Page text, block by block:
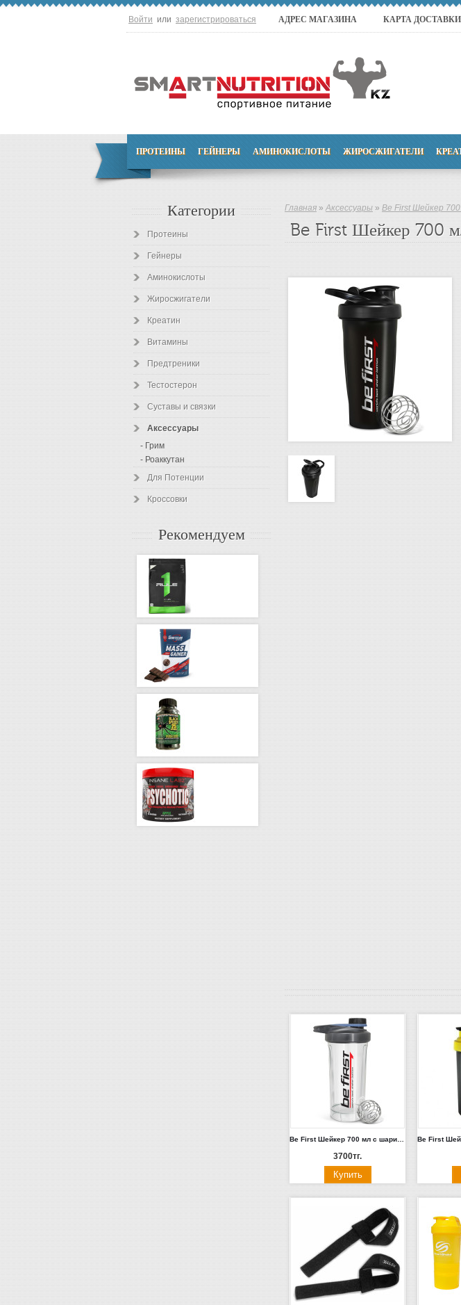
Войти или зарегистрироваться АДРЕС МАГАЗИНА КАРТА ДОСТАВКИ
ПРОТЕИНЫ ГЕЙНЕРЫ АМИНОКИСЛОТЫ ЖИРОСЖИГАТЕЛИ
Категории
Протеины
Гейнеры
Аминокислоты
Жиросжигатели
Креатин
Витамины
Предтреники
Тестостерон
Суставы и связки
Аксессуары
- Грим
- Роаккутан
Для Потенции
Кроссовки
Рекомендуем
Главная » Аксессуары » Be First Шейкер
Be First Шейкер 700
3700тг.